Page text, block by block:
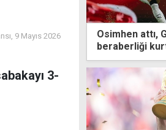
9 Mayıs 2026
3-
Osimhen attı,
beraberliği